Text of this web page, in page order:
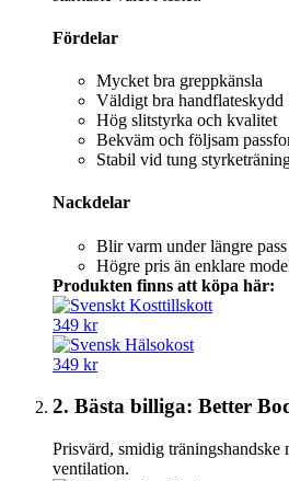
Fördelar
Mycket bra greppkänsla
Väldigt bra handflateskydd
Hög slitstyrka och kvalitet
Bekväm och följsam
Stabil vid tung
Nackdelar
Blir varm under längre pass
Högre pris än enklare
Produkten finns att köpa här:
349 kr
349 kr
2. Bästa billiga: Better
Prisvärd, smidig träningshandske
ventilation.